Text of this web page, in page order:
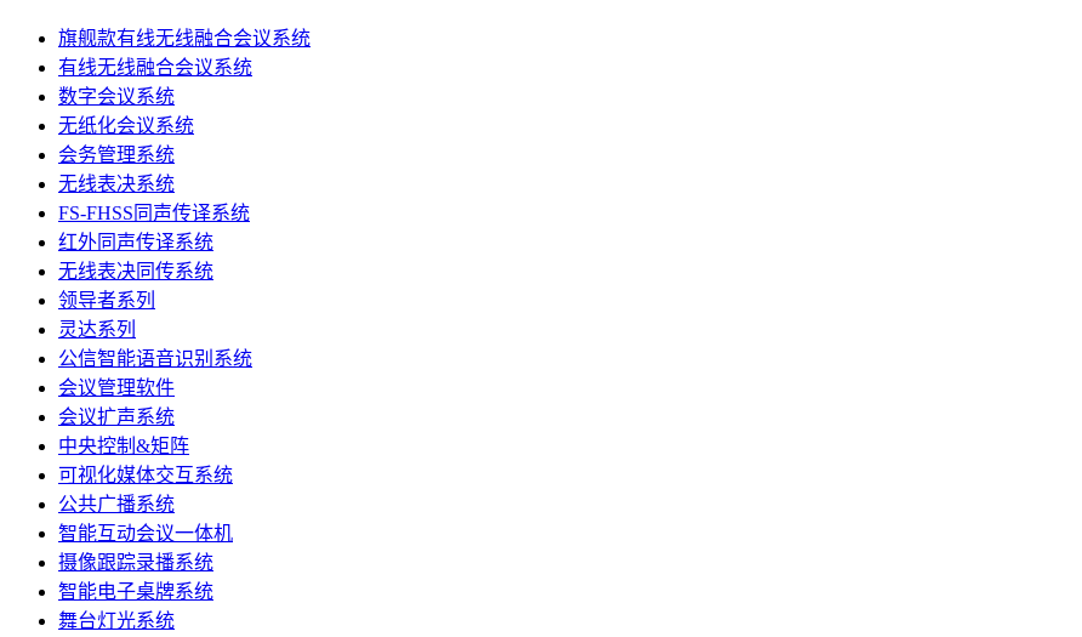
旗舰款有线无线融合会议系统
有线无线融合会议系统
数字会议系统
无纸化会议系统
会务管理系统
无线表决系统
FS-FHSS同声传译系统
红外同声传译系统
无线表决同传系统
领导者系列
灵达系列
公信智能语音识别系统
会议管理软件
会议扩声系统
中央控制&矩阵
可视化媒体交互系统
公共广播系统
智能互动会议一体机
摄像跟踪录播系统
智能电子桌牌系统
舞台灯光系统